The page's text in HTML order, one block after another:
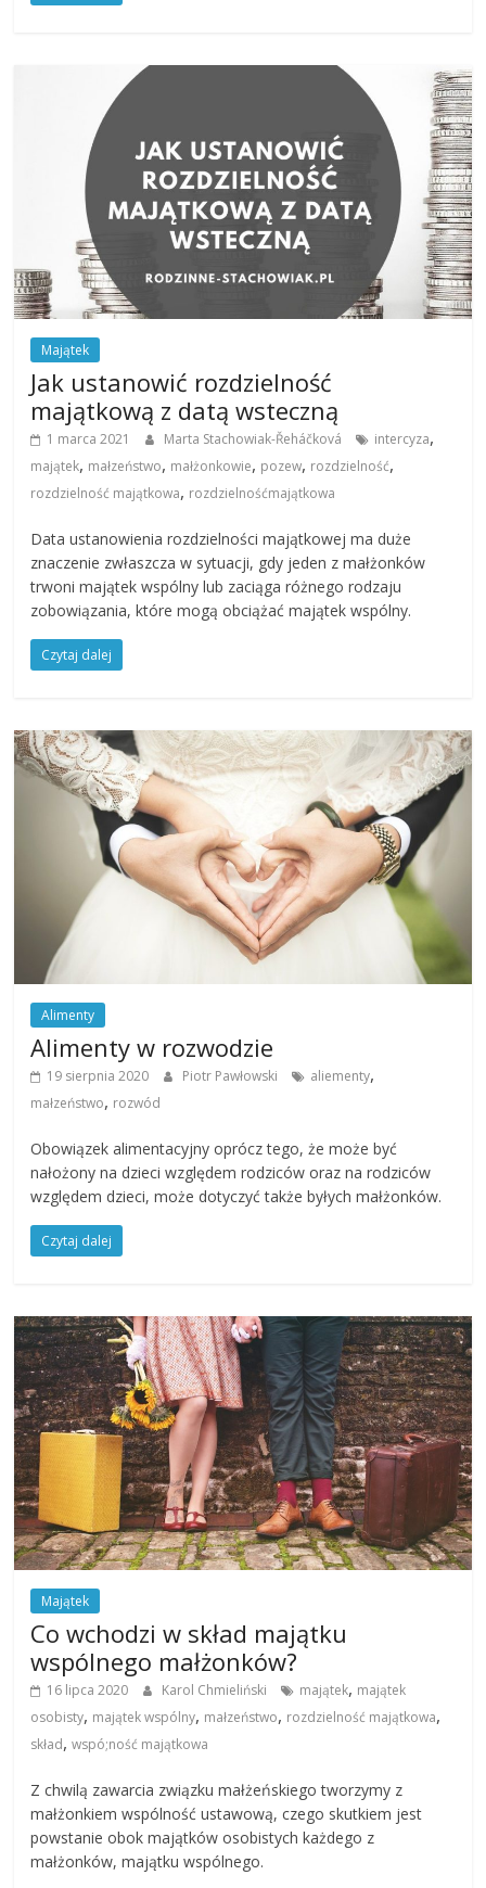
Majątek
Jak ustanowić rozdzielność
majątkową z datą wsteczną
1 marca 2021 Marta Stachowiak-­Řeháčková intercyza,
majątek, małzeństwo, małżonkowie, pozew, rozdzielność,
rozdzielność majątkowa, rozdzielnośćmajątkowa
Data ustanowienia rozdzielności majątkowej ma duże
znaczenie zwłaszcza w sytuacji, gdy jeden z małżonków
trwoni majątek wspólny lub zaciąga różnego rodzaju
zobowiązania, które mogą obciążać majątek wspólny.
Czytaj dalej
Alimenty
Alimenty w rozwodzie
19 sierpnia 2020 Piotr Pawłowski aliementy,
małzeństwo, rozwód
Obowiązek alimentacyjny oprócz tego, że może być
nałożony na dzieci względem rodziców oraz na rodziców
względem dzieci, może dotyczyć także byłych małżonków.
Czytaj dalej
Majątek
Co wchodzi w skład majątku
wspólnego małżonków?
16 lipca 2020 Karol Chmieliński majątek, majątek
osobisty, majątek wspólny, małzeństwo, rozdzielność majątkowa,
skład,wspó;ność majątkowa
Z chwilą zawarcia związku małżeńskiego tworzymy z
małżonkiem wspólność ustawową, czego skutkiem jest
powstanie obok majątków osobistych każdego z
małżonków, majątku wspólnego.